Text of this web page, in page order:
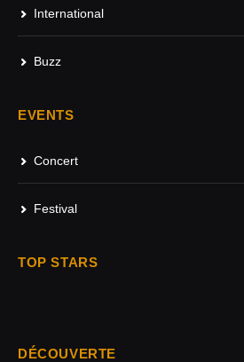
International
Buzz
EVENTS
Concert
Festival
TOP STARS
DÉCOUVERTE